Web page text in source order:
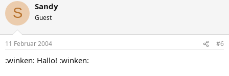
S Sandy
Guest
11 Februar 2004 #6
:winken: Hallo! :winken: